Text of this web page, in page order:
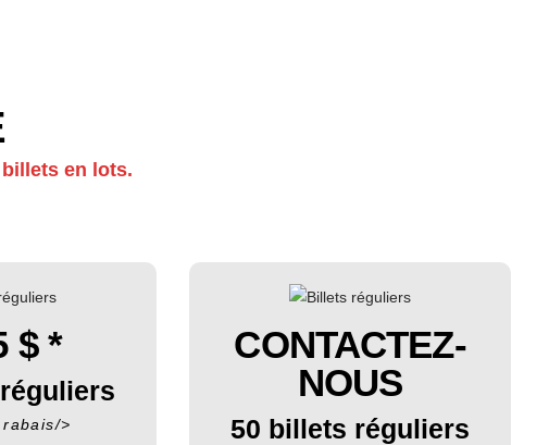
en lots.
$ *
>
CONTACTEZ-
NOUS
50 billets réguliers